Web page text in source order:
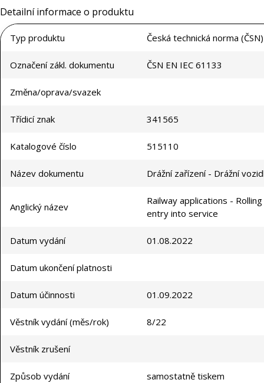
Detailní informace o produktu
Typ produktu Česká technická norma (ČSN)
Označení zákl. dokumentu ČSN EN IEC 61133
Změna/oprava/svazek
Třídicí znak 341565
Katalogové číslo 515110
Název dokumentu Drážní zařízení - Drážní
Anglický název
Railway applications -
entry into service
Datum vydání 01.08.2022
Datum ukončení platnosti
Datum účinnosti 01.09.2022
Věstník vydání (měs/rok) 8/22
Věstník zrušení
Způsob vydání samostatně tiskem